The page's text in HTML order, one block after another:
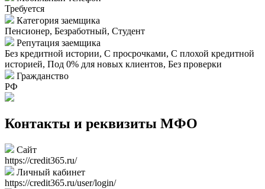
Требуется
Категория заемщика
Пенсионер, Безработный, Студент
Репутация заемщика
Без кредитной истории, С просрочками, С плохой кредитной
историей, Под 0% для новых клиентов, Без проверки
Гражданство
РФ
Контакты и реквизиты МФО
Сайт
https://credit365.ru/
Личный кабинет
https://credit365.ru/user/login/